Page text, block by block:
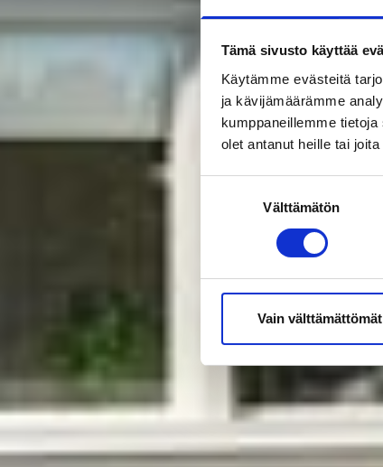
Tämä sivusto käyttää
Käytämme evästeitä
ja kävijämäärämme
kumppaneillemme
olet antanut heille tai
Välttämätön
Vain